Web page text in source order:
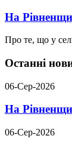
На
Про те, що у
Останні
06-Сер-2026
На
06-Сер-2026